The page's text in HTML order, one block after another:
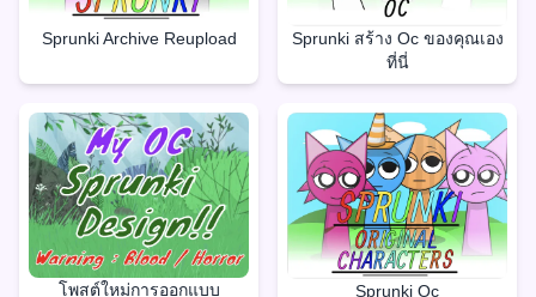
Sprunki Archive Reupload
Sprunki สร้าง Oc ของคุณเอง
ที่นี่
โพสต์ใหม่การออกแบบ
Sprunki Oc